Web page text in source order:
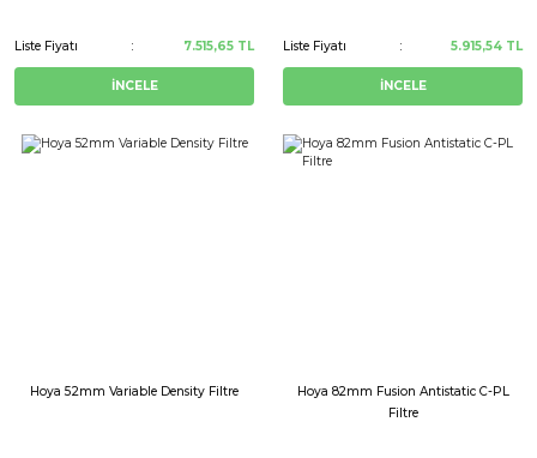
Liste Fiyatı 7.515,65 TL
İNCELE
Liste Fiyatı 5.915,54 TL
İNCELE
Hoya 52mm Variable Density Filtre
Hoya 82mm Fusion Antistatic C-PL
Filtre